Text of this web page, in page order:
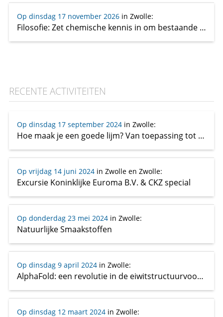
Op dinsdag 17 november 2026in Zwolle:
Filosofie: Zet chemische kennis in om bestaande problemen op te lossen: (academische) chemici moeten hun verantwoordelijkheid nemen
RECENTE ACTIVITEITEN
Op dinsdag 17 september 2024in Zwolle:
Hoe maak je een goede lijm? Van toepassing tot molecuul (en terug)
Op vrijdag 14 juni 2024in Zwolle en Zwolle:
Excursie Koninklijke Euroma B.V. & CKZ special
Op donderdag 23 mei 2024in Zwolle:
Natuurlijke Smaakstoffen
Op dinsdag 9 april 2024in Zwolle:
AlphaFold: een revolutie in de eiwitstructuurvoorspelling
Op dinsdag 12 maart 2024in Zwolle: